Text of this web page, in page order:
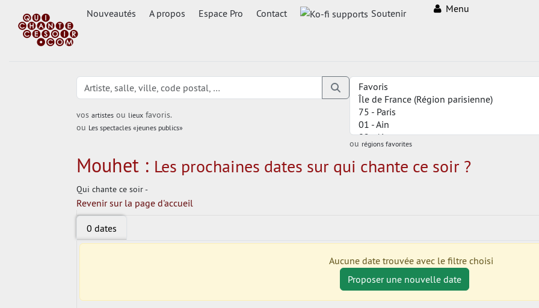
Nouveautés A propos Espace Pro Contact Soutenir Menu
vos artistesou lieuxfavoris.
ou Les spectacles «jeunes publics»
ou régions favorites
Mouhet : Les prochaines dates sur qui chante ce soir ?
Qui chante ce soir -
Revenir sur la page d'accueil
0 dates
Aucune date trouvée avec le filtre choisi
Proposer une nouvelle date